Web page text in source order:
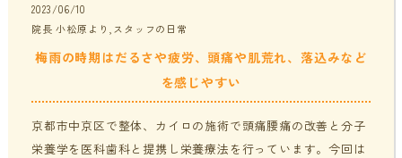
貧血・低血糖・疲れやすさ
オフィスワークの体の悩み
分子整合栄養医学／オーソモレキュラーの血液検査と栄養療法
ニュース＆ブログ
2023/06/10
院長 小松原より,スタッフの日常
梅雨の時期はだるさや疲労、頭痛や肌荒れ、落込みなど
を感じやすい
京都市中京区で整体、カイロの施術で頭痛腰痛の改善と分子
栄養学を医科歯科と提携し栄養療法を行っています。今回は